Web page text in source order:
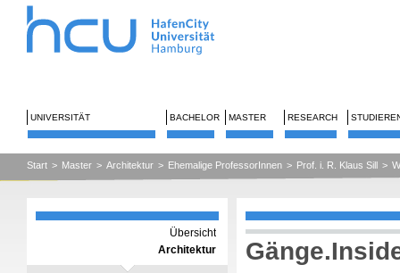
UNIVERSITÄT BACHELOR MASTER RESEARCH
Start > Master > Architektur > Ehemalige ProfessorInnen > Prof. i. R. Klaus Sill >
Übersicht
Architektur